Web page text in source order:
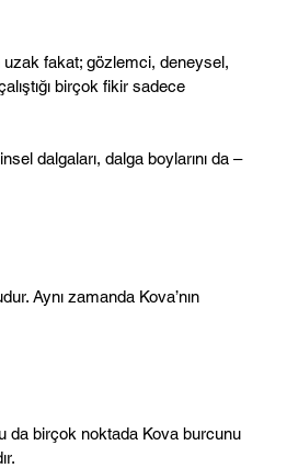
uzak fakat; gözlemci, deneysel,
birçok fikir sadece
dalgaları, dalga boylarını da –
Aynı zamanda Kova’nın